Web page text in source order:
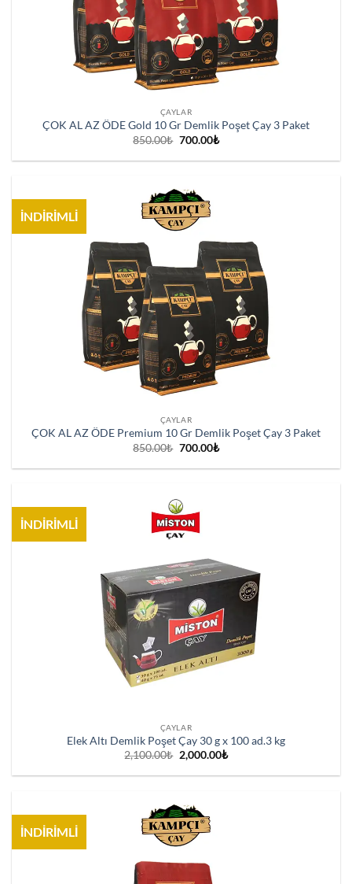
ÇAYLAR
ÇOK AL AZ ÖDE Gold 10 Gr Demlik Poşet Çay 3 Paket
850.00₺ Orijinal
850.00₺.
700.00₺Şu
fiyat:
İNDİRİMLİ
ÇAYLAR
ÇOK AL AZ ÖDE Premium 10 Gr Demlik Poşet Çay 3 Paket
850.00₺ Orijinal
850.00₺.
700.00₺Şu
fiyat:
İNDİRİMLİ
ÇAYLAR
Elek Altı Demlik Poşet Çay 30 g x 100 ad.3 kg
2,100.00₺ Orijinal
fiyat:
2,100.00₺.
2,000.00₺Şu
fiyat:
İNDİRİMLİ